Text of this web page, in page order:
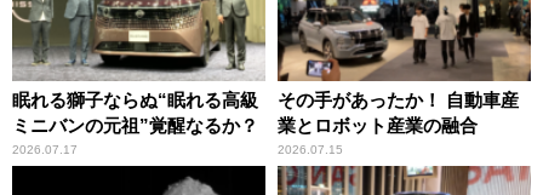
眠れる獅子ならぬ“眠れる高級
ミニバンの元祖”覚醒なるか？
2026.07.17
その手があったか！ 自動車産
業とロボット産業の融合
2026.07.15